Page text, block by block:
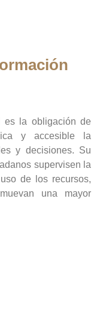
es la obligación de
y accesible la
y decisiones. Su
supervisen la
de los recursos,
una mayor